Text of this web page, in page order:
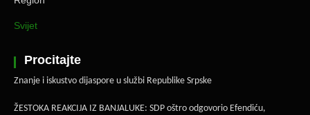
Svijet
Procitajte
Znanje i iskustvo dijaspore u službi Republike Srpske
ŽESTOKA REAKCIJA IZ BANJALUKE: SDP oštro odgovorio Efendiću,